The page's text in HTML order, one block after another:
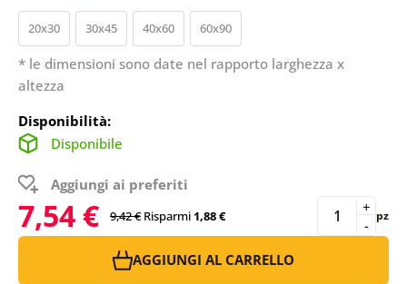
20x30 30x45 40x60 60x90
* le dimensioni sono date nel rapporto larghezza x
altezza
Disponibilità:
Disponibile
Aggiungi ai preferiti
7,54 € 9,42 € Risparmi1,88 € -
+ pz
AGGIUNGI AL CARRELLO